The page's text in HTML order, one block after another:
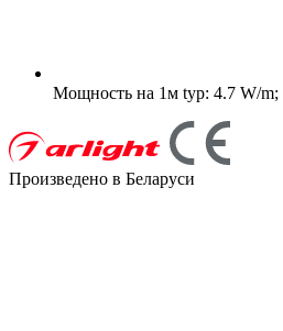
Мощность на 1м typ: 4.7 W/m;
Произведено в Беларуси